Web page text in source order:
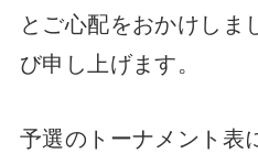
とご心配をおかけしま
び申し上げます。
予選のトーナメント表